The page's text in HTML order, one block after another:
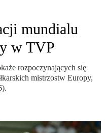
mundialu
w TVP
rozpoczynających się
mistrzostw Europy,